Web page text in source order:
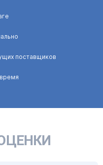
поставщиков